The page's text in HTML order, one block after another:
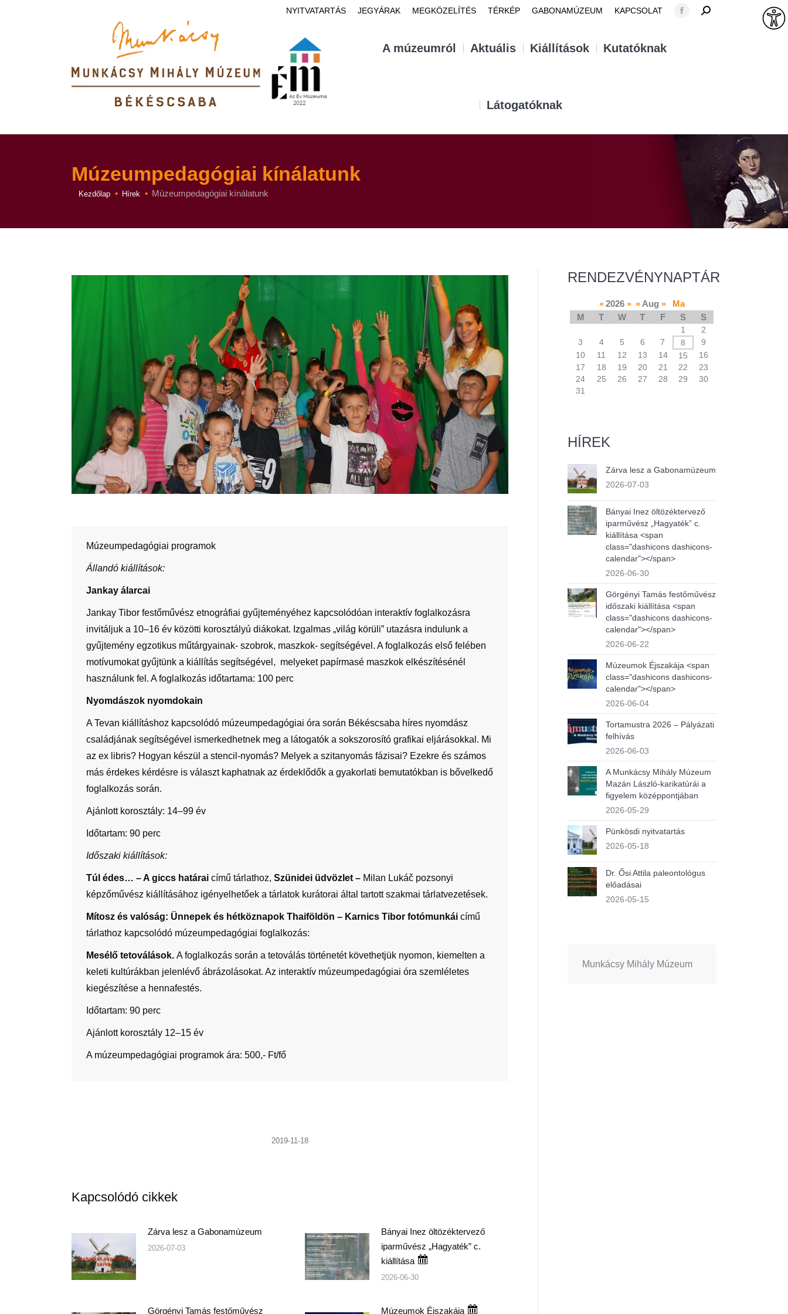
NYITVATARTÁS JEGYÁRAK MEGKÖZELÍTÉS TÉRKÉP GABONAMÚZEUM KAPCSOLAT
Facebook
SEARCH:
A múzeumról Aktuális Kiállítások Kutatóknak
Látogatóknak
Múzeumpedagógiai kínálatunk
Itt vagy:
Kezdőlap Hírek Múzeumpedagógiai kínálatunk
Múzeumpedagógiai programok
Állandó kiállítások:
Jankay álarcai
Jankay Tibor festőművész etnográfiai gyűjteményéhez kapcsolódóan interaktív foglalkozásra
invitáljuk a 10–16 év közötti korosztályú diákokat. Izgalmas „világ körüli” utazásra indulunk a
gyűjtemény egzotikus műtárgyainak- szobrok, maszkok- segítségével. A foglalkozás első felében
motívumokat gyűjtünk a kiállítás segítségével, melyeket papírmasé maszkok elkészítésénél
használunk fel. A foglalkozás időtartama: 100 perc
Nyomdászok nyomdokain
A Tevan kiállításhoz kapcsolódó múzeumpedagógiai óra során Békéscsaba híres nyomdász
családjának segítségével ismerkedhetnek meg a látogatók a sokszorosító grafikai eljárásokkal. Mi
az ex libris? Hogyan készül a stencil-nyomás? Melyek a szitanyomás fázisai? Ezekre és számos
más érdekes kérdésre is választ kaphatnak az érdeklődők a gyakorlati bemutatókban is bővelkedő
foglalkozás során.
Ajánlott korosztály: 14–99 év
Időtartam: 90 perc
Időszaki kiállítások:
Túl édes… – A giccs határai című tárlathoz, Szünidei üdvözlet – Milan Lukáč pozsonyi
képzőművész kiállításához igényelhetőek a tárlatok kurátorai által tartott szakmai tárlatvezetések.
Mítosz és valóság: Ünnepek és hétköznapok Thaiföldön – Karnics Tibor fotómunkái című
tárlathoz kapcsolódó múzeumpedagógiai foglalkozás:
Mesélő tetoválások. A foglalkozás során a tetoválás történetét követhetjük nyomon, kiemelten a
keleti kultúrákban jelenlévő ábrázolásokat. Az interaktív múzeumpedagógiai óra szemléletes
kiegészítése a hennafestés.
Időtartam: 90 perc
Ajánlott korosztály 12–15 év
A múzeumpedagógiai programok ára: 500,- Ft/fő
2019-11-18
Kapcsolódó cikkek
Zárva lesz a Gabonamúzeum
2026-07-03
Bányai Inez öltözéktervező
iparművész „Hagyaték” c.
kiállítása
2026-06-30
Görgényi Tamás festőművész
Múzeumok Éjszakája
RENDEZVÉNYNAPTÁR
calendar
of
events
« 2026 » « Aug »
Ma
M
T W T F S S
1
2
3
4 5 6 7 8
9
10
11 12 13 14 15
16
17
18 19 20 21 22
23
24
25 26 27 28 29
30
31
HÍREK
Zárva lesz a Gabonamúzeum
2026-07-03
Bányai Inez öltözéktervező
iparművész „Hagyaték” c.
kiállítása <span
class="dashicons dashicons-
calendar"></span>
2026-06-30
Görgényi Tamás festőművész
időszaki kiállítása <span
class="dashicons dashicons-
calendar"></span>
2026-06-22
Múzeumok Éjszakája <span
class="dashicons dashicons-
calendar"></span>
2026-06-04
Tortamustra 2026 – Pályázati
felhívás
2026-06-03
A Munkácsy Mihály Múzeum
Mazán László-karikatúrái a
figyelem középpontjában
2026-05-29
Pünkösdi nyitvatartás
2026-05-18
Dr. Ősi Attila paleontológus
előadásai
2026-05-15
Munkácsy Mihály Múzeum